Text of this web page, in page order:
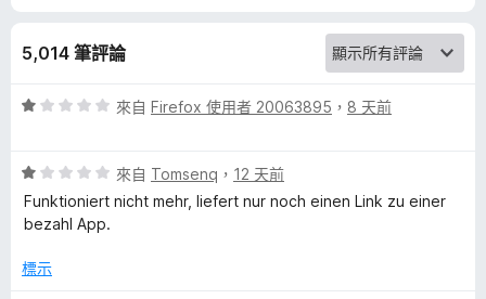
a
d
e
r
分
5,014 筆評論
評
分
，
滿
5
來自 Firefox 使用者 20063895 ， 8 天前
評
價
1
，
來自 Tomsenq ， 12 天前
Funktioniert nicht mehr, liefert nur noch einen Link zu einer
bezahl App.
標示